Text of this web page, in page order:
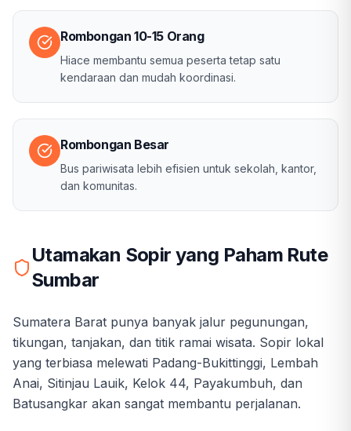
Rombongan 10-15 Orang
Hiace membantu semua peserta tetap satu
kendaraan dan mudah koordinasi.
Rombongan Besar
Bus pariwisata lebih efisien untuk sekolah, kantor,
dan komunitas.
Utamakan Sopir yang Paham Rute
Sumbar
Sumatera Barat punya banyak jalur pegunungan,
tikungan, tanjakan, dan titik ramai wisata. Sopir lokal
yang terbiasa melewati Padang-Bukittinggi, Lembah
Anai, Sitinjau Lauik, Kelok 44, Payakumbuh, dan
Batusangkar akan sangat membantu perjalanan.